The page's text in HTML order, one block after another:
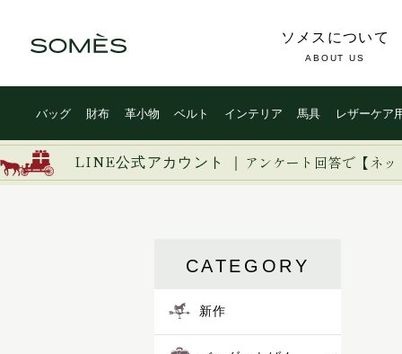
バッグ 財布 革小物 ベルト インテリア 馬具 レザーケア
ソメスについて
ABOUT US
LINE公式アカウント ｜ アンケート回答で【ネ
CATEGORY
新作